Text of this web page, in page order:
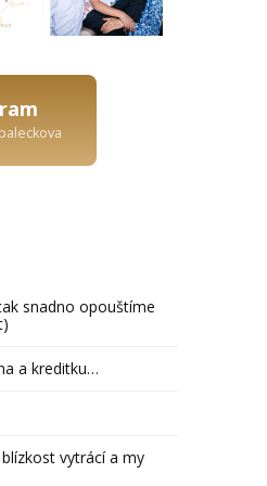
snadno opouštíme
a kreditku…
vytrácí a my